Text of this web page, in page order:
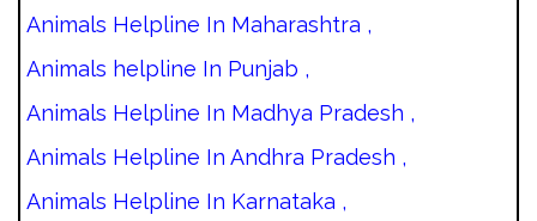
Animals Helpline In Maharashtra ,
Animals helpline In Punjab ,
Animals Helpline In Madhya Pradesh ,
Animals Helpline In Andhra Pradesh ,
Animals Helpline In Karnataka ,